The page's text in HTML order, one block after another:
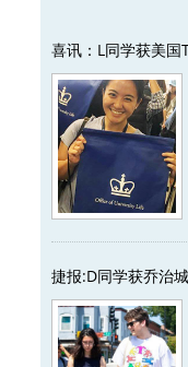
喜讯：L同学获美
捷报:D同学获乔治